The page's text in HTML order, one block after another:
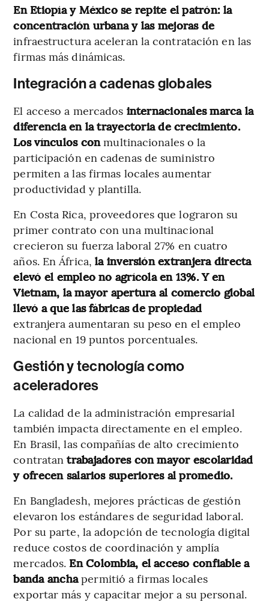
En Etiopía y México se repite el patrón: la
concentración urbana y las mejoras de
infraestructura aceleran la contratación en las
firmas más dinámicas.
Integración a cadenas globales
El acceso a mercados internacionales marca la
diferencia en la trayectoria de crecimiento.
Los vínculos conmultinacionales o la
participación en cadenas de suministro
permiten a las firmas locales aumentar
productividad y plantilla.
En Costa Rica, proveedores que lograron su
primer contrato con una multinacional
crecieron su fuerza laboral 27% en cuatro
años. En África,la inversión extranjera directa
elevó el empleo no agrícola en 13%. Y en
Vietnam, la mayor apertura al comercio global
llevó a que las fábricas de propiedad
extranjera aumentaran su peso en el empleo
nacional en 19 puntos porcentuales.
Gestión y tecnología como
aceleradores
La calidad de la administración empresarial
también impacta directamente en el empleo.
En Brasil, las compañías de alto crecimiento
contratantrabajadores con mayor escolaridad
y ofrecen salarios superiores al promedio.
En Bangladesh, mejores prácticas de gestión
elevaron los estándares de seguridad laboral.
Por su parte, la adopción de tecnología digital
reduce costos de coordinación y amplía
mercados. En Colombia, el acceso confiable a
banda anchapermitió a firmas locales
exportar más y capacitar mejor a su personal.